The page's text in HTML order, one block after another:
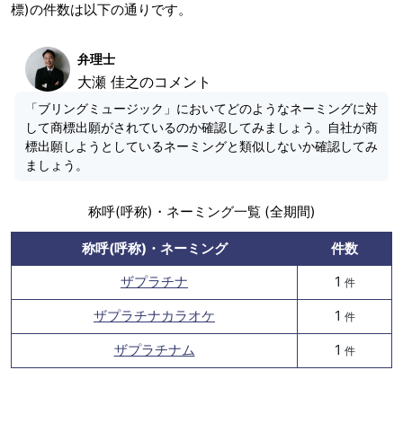
標)の件数は以下の通りです。
弁理士
大瀬 佳之のコメント
「ブリングミュージック」においてどのようなネーミングに対
して商標出願がされているのか確認してみましょう。自社が商
標出願しようとしているネーミングと類似しないか確認してみ
ましょう。
称呼(呼称)・ネーミング一覧 (全期間)
称呼(呼称)・ネーミング
件数
ザプラチナ
1 件
ザプラチナカラオケ 1 件
ザプラチナム 1 件